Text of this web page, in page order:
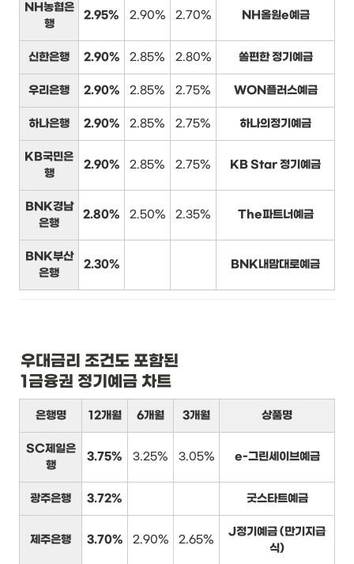
NH농협은
행
2.95% 2.90% 2.70% NH올원e예금
신한은행 2.90% 2.85% 2.80% 쏠편한 정기예금
우리은행 2.90% 2.85% 2.75% WON플러스예금
하나은행 2.90% 2.85% 2.75% 하나의정기예금
KB국민은
행
2.90% 2.85% 2.75% KB Star 정기예금
BNK경남
은행
2.80% 2.50% 2.35% The파트너예금
BNK부산
은행
2.30% BNK내맘대로예금
우대금리 조건도 포함된
1금융권 정기예금 차트
은행명 12개월 6개월 3개월 상품명
SC제일은
행
3.75% 3.25% 3.05% e-그린세이브예금
광주은행 3.72% 굿스타트예금
제주은행 3.70% 2.90% 2.65%
J정기예금 (만기지급
식)